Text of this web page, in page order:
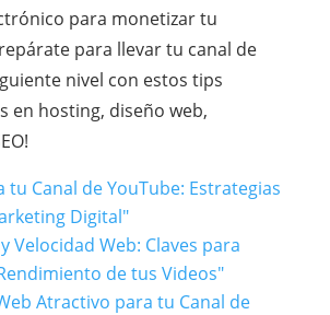
para monetizar tu
para llevar tu canal de
nivel con estos tips
en hosting, diseño web,
tu Canal de YouTube: Estrategias
Digital"
Velocidad Web: Claves para
de tus Videos"
Atractivo para tu Canal de